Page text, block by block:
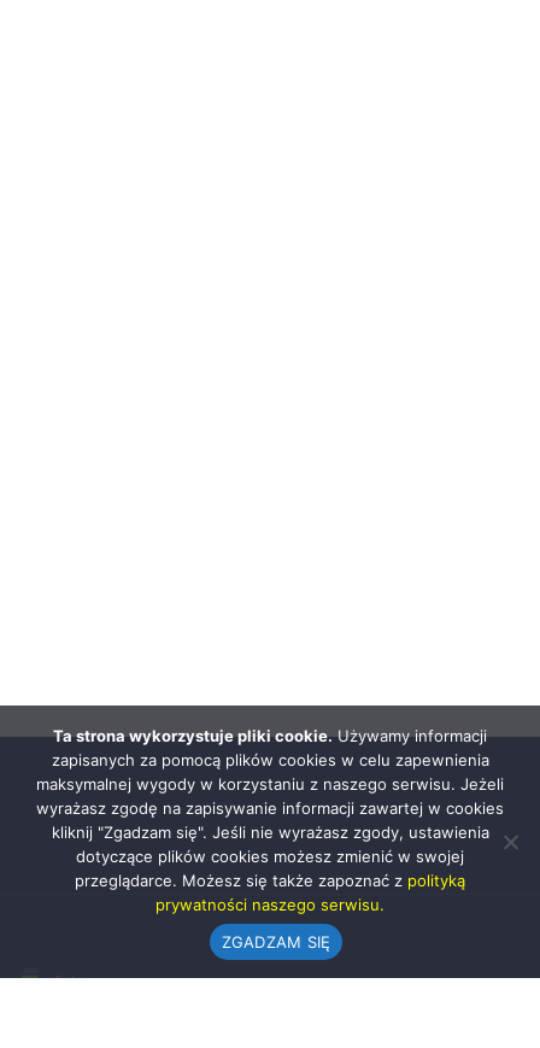
Ta strona wykorzystuje pliki cookie.Używamy informacji
zapisanych za pomocą plików cookies w celu zapewnienia
maksymalnej wygody w korzystaniu z naszego serwisu. Jeżeli
wyrażasz zgodę na zapisywanie informacji zawartej w cookies
kliknij "Zgadzam się". Jeśli nie wyrażasz zgody, ustawienia
dotyczące plików cookies możesz zmienić w swojej
przeglądarce. Możesz się także zapoznać z polityką
prywatności naszego serwisu.
ZGADZAM SIĘ